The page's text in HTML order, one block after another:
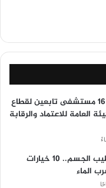
«الصحة» تعلن اعتماد 16 مستشفى تابعين لقطاع
العامة للاعتماد والرقابة
مشروبات عشبية لترطيب الجسم.. 10 خيارات
الماء